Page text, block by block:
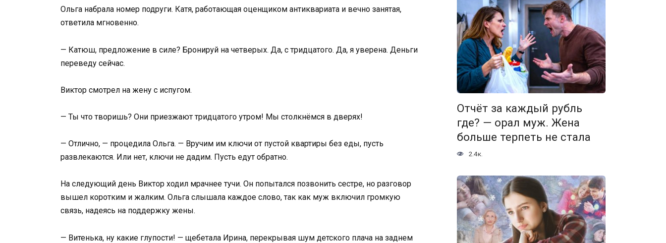
Ольга набрала номер подруги. Катя, работающая оценщиком антиквариата и вечно занятая,
ответила мгновенно.
— Катюш, предложение в силе? Бронируй на четверых. Да, с тридцатого. Да, я уверена. Деньги
переведу сейчас.
Виктор смотрел на жену с испугом.
— Ты что творишь? Они приезжают тридцатого утром! Мы столкнёмся в дверях!
— Отлично, — процедила Ольга. — Вручим им ключи от пустой квартиры без еды, пусть
развлекаются. Или нет, ключи не дадим. Пусть едут обратно.
На следующий день Виктор ходил мрачнее тучи. Он попытался позвонить сестре, но разговор
вышел коротким и жалким. Ольга слышала каждое слово, так как муж включил громкую
связь, надеясь на поддержку жены.
— Витенька, ну какие глупости! — щебетала Ирина, перекрывая шум детского плача на заднем
Отчёт за каждый рубль
где? — орал муж. Жена
больше терпеть не стала
2.4к.